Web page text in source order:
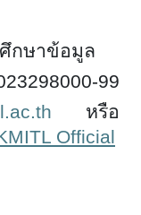
กษาข้อมูล
99
หรือ
Official